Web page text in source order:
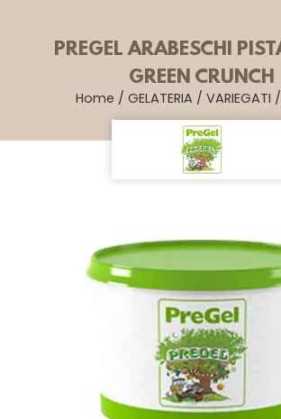
PREGEL ARABESCHI
GREEN CRUNCH
Home / GELATERIA / VARIEGATI /